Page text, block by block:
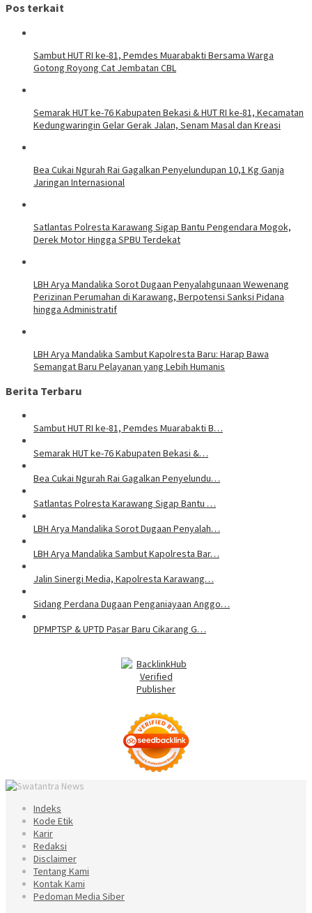
Pos terkait
Sambut HUT RI ke-81, Pemdes Muarabakti Bersama Warga
Gotong Royong Cat Jembatan CBL
Semarak HUT ke-76 Kabupaten Bekasi & HUT RI ke-81, Kecamatan
Kedungwaringin Gelar Gerak Jalan, Senam Masal dan Kreasi
Bea Cukai Ngurah Rai Gagalkan Penyelundupan 10,1 Kg Ganja
Jaringan Internasional
Satlantas Polresta Karawang Sigap Bantu Pengendara Mogok,
Derek Motor Hingga SPBU Terdekat
LBH Arya Mandalika Sorot Dugaan Penyalahgunaan Wewenang
Perizinan Perumahan di Karawang, Berpotensi Sanksi Pidana
hingga Administratif
LBH Arya Mandalika Sambut Kapolresta Baru: Harap Bawa
Semangat Baru Pelayanan yang Lebih Humanis
Berita Terbaru
Sambut HUT RI ke-81, Pemdes Muarabakti B…
Semarak HUT ke-76 Kabupaten Bekasi &…
Bea Cukai Ngurah Rai Gagalkan Penyelundu…
Satlantas Polresta Karawang Sigap Bantu …
LBH Arya Mandalika Sorot Dugaan Penyalah…
LBH Arya Mandalika Sambut Kapolresta Bar…
Jalin Sinergi Media, Kapolresta Karawang…
Sidang Perdana Dugaan Penganiayaan Anggo…
DPMPTSP & UPTD Pasar Baru Cikarang G…
Indeks
Kode Etik
Karir
Redaksi
Disclaimer
Tentang Kami
Kontak Kami
Pedoman Media Siber